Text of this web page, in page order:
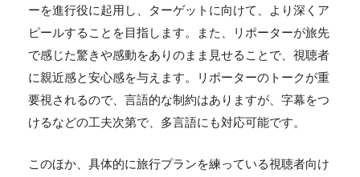
ーを進行役に起用し、ターゲットに向けて、より深くア
ピールすることを目指します。また、リポーターが旅先
で感じた驚きや感動をありのまま見せることで、視聴者
に親近感と安心感を与えます。リポーターのトークが重
要視されるので、言語的な制約はありますが、字幕をつ
けるなどの工夫次第で、多言語にも対応可能です。
このほか、具体的に旅行プランを練っている視聴者向け